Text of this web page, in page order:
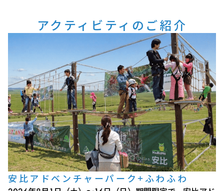
アクティビティのご紹介
安比アドベンチャーパーク+ふわふわ